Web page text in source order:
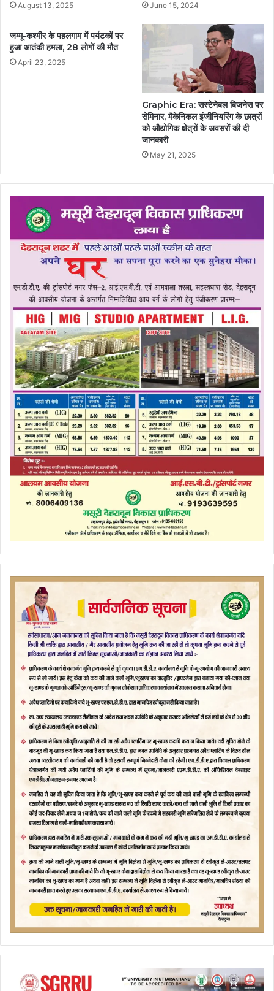
August 13, 2025 June 15, 2024
जम्मू-कश्मीर के पहलगाम में पर्यटकों पर
हुआ आतंकी हमला, 28 लोगों की मौत
April 23, 2025
Graphic Era: सस्टेनेबल बिजनेस पर
सेमिनार, मैकेनिकल इंजीनियरिंग के छात्रों
को औद्योगिक क्षेत्रों के अवसरों की दी
जानकारी
May 21, 2025